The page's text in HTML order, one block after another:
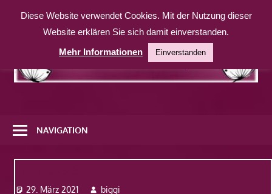
Inhalt
weitere
Website
NAVIGATION
29. März 2021 biggi
Diese Website verwendet Cookies. Mit der Nutzung dieser
Website erklären Sie sich damit einverstanden.
Mehr Informationen
Einverstanden